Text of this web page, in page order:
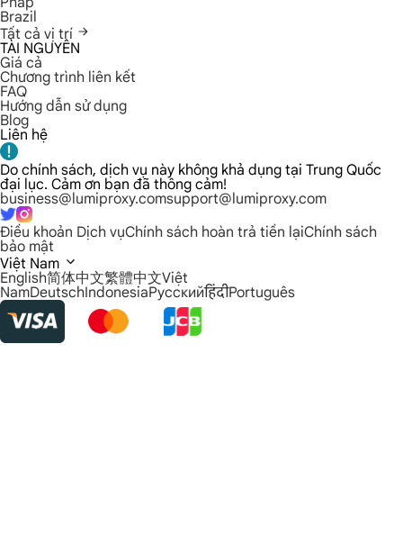
Brazil
Tất cả vị trí
TÀI NGUYÊN
Giá cả
Chương trình liên kết
FAQ
Hướng dẫn sử dụng
Blog
Liên hệ
Do chính sách, dịch vụ này không khả dụng tại Trung Quốc
đại lục. Cảm ơn bạn đã thông cảm!
business@lumiproxy.comsupport@lumiproxy.com
Điều khoản Dịch vụChính sách hoàn trả tiền lạiChính sách
bảo mật
Việt Nam
English简体中文繁體中文Việt
NamDeutschIndonesiaРусскийहिंदीPortuguês